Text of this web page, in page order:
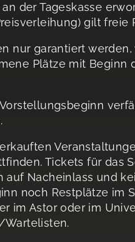
der Tageskasse
gilt freie
nur garantiert
Plätze mit Beginn
Tickets für das
auf Nacheinlass und
noch Restplätze im
im Astor oder im
Wartelisten.